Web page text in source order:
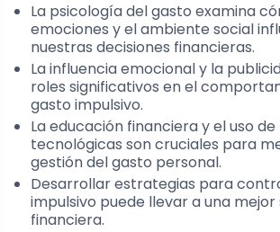
La psicología del gasto examina
emociones y el ambiente social
nuestras decisiones financieras.
La influencia emocional y la
roles significativos en el
gasto impulsivo.
La educación financiera y el uso
tecnológicas son cruciales para
gestión del gasto personal.
Desarrollar estrategias para
impulsivo puede llevar a una mejor
financiera.